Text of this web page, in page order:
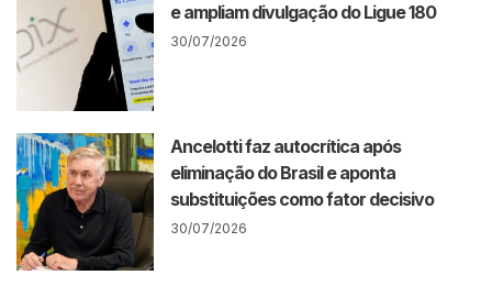
e ampliam divulgação do Ligue 180
30/07/2026
Ancelotti faz autocrítica após
eliminação do Brasil e aponta
substituições como fator decisivo
30/07/2026